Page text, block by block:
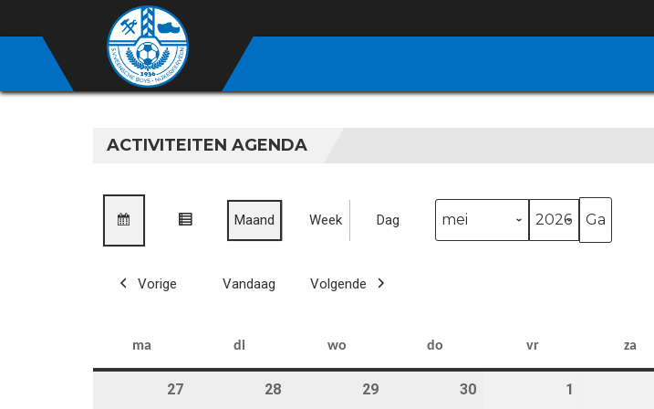
ACTIVITEITEN AGENDA
als
Maand Week
Dag
Maand
Jaar
Vorige Vandaag Volgende
ma di wo do vrvrijdag za
27 27 april 202628 28 april 202629 29 april 202630 1